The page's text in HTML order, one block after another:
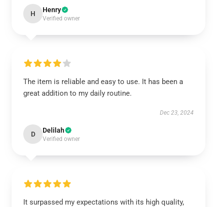
H Henry
Verified owner
The item is reliable and easy to use. It has been a
great addition to my daily routine.
Dec 23, 2024
D Delilah
Verified owner
It surpassed my expectations with its high quality,